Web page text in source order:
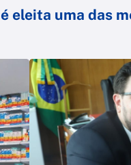
eleita uma das